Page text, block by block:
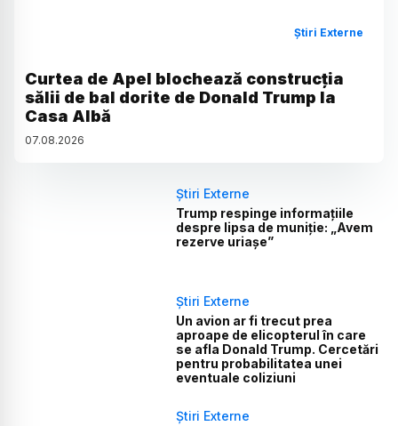
Știri Externe
Curtea de Apel blochează construcția
sălii de bal dorite de Donald Trump la
Casa Albă
07.08.2026
Știri Externe
Trump respinge informațiile
despre lipsa de muniție: „Avem
rezerve uriașe”
Știri Externe
Un avion ar fi trecut prea
aproape de elicopterul în care
se afla Donald Trump. Cercetări
pentru probabilitatea unei
eventuale coliziuni
Știri Externe